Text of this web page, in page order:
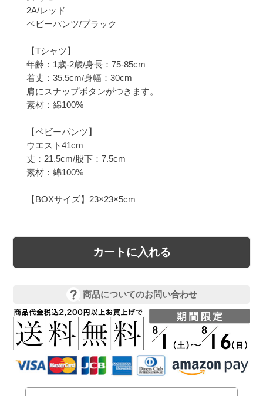
2A/レッド
ベビーパンツ/ブラック
【Tシャツ】
年齢：1歳-2歳/身長：75-85cm
着丈：35.5cm/身幅：30cm
肩にスナップボタンがつきます。
素材：綿100%
【ベビーパンツ】
ウエスト41cm
丈：21.5cm/股下：7.5cm
素材：綿100%
【BOXサイズ】23×23×5cm
カートに入れる
商品についてのお問い合わせ